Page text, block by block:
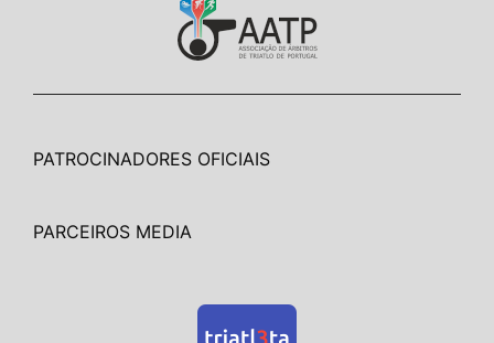
PATROCINADORES OFICIAIS
PARCEIROS MEDIA